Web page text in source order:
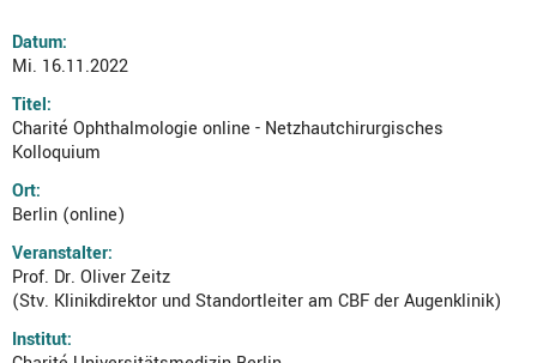
Datum:
Mi. 16.11.2022
Titel:
Charité Ophthalmologie online - Netzhautchirurgisches
Kolloquium
Ort:
Berlin (online)
Veranstalter:
Prof. Dr. Oliver Zeitz
(Stv. Klinikdirektor und Standortleiter am CBF der Augenklinik)
Institut: